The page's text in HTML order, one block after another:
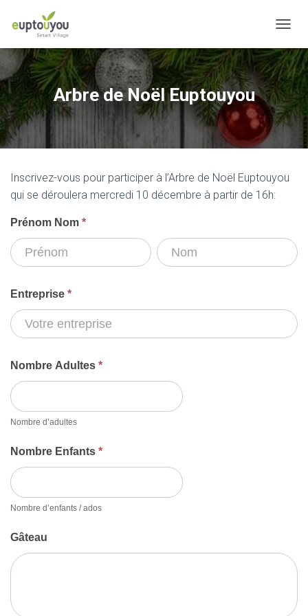
Arbre de Noël Euptouyou
Inscrivez-vous pour participer à l’Arbre de Noël Euptouyou
qui se déroulera mercredi 10 décembre à partir de 16h:
Inscription
Noël
Euptouyou
Prénom Nom *
Prénom
Nom
Prénom
Nom
Entreprise *
Nombre Adultes *
Nombre d’adultes
Nombre Enfants *
Nombre d’enfants / ados
Gâteau